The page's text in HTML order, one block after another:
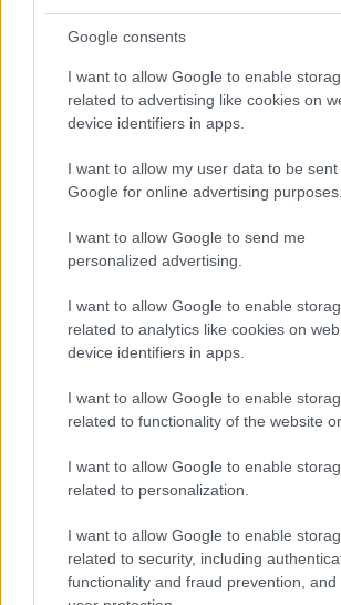
Google consents
I want to allow Google to enable
related to advertising like cookies on
device identifiers in apps.
I want to allow my user data to be sent
Google for online advertising purposes.
I want to allow Google to send me
personalized advertising.
I want to allow Google to enable
related to analytics like cookies on
device identifiers in apps.
I want to allow Google to enable
related to functionality of the website
I want to allow Google to enable
related to personalization.
I want to allow Google to enable
related to security, including
functionality and fraud prevention, and
Intervención conjunta de Japón y EE.UU.
COTIZACIONES CRYPTO
Bitcoin
(ETH)
BNB